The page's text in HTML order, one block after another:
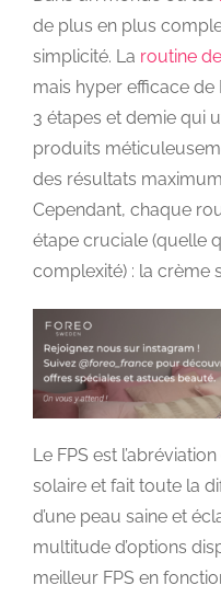
de plus en plus
simplicité. La routine
mais hyper efficace de
3 étapes et demie qui
produits
des résultats
Cependant, chaque
étape cruciale (quelle
complexité) : la crème
Le FPS est
solaire et fait toute la
d’une peau saine et
multitude d’options
meilleur FPS en